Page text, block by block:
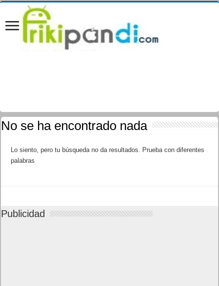
No se ha encontrado nada
Lo siento, pero tu búsqueda no da resultados. Prueba con diferentes
palabras
Publicidad